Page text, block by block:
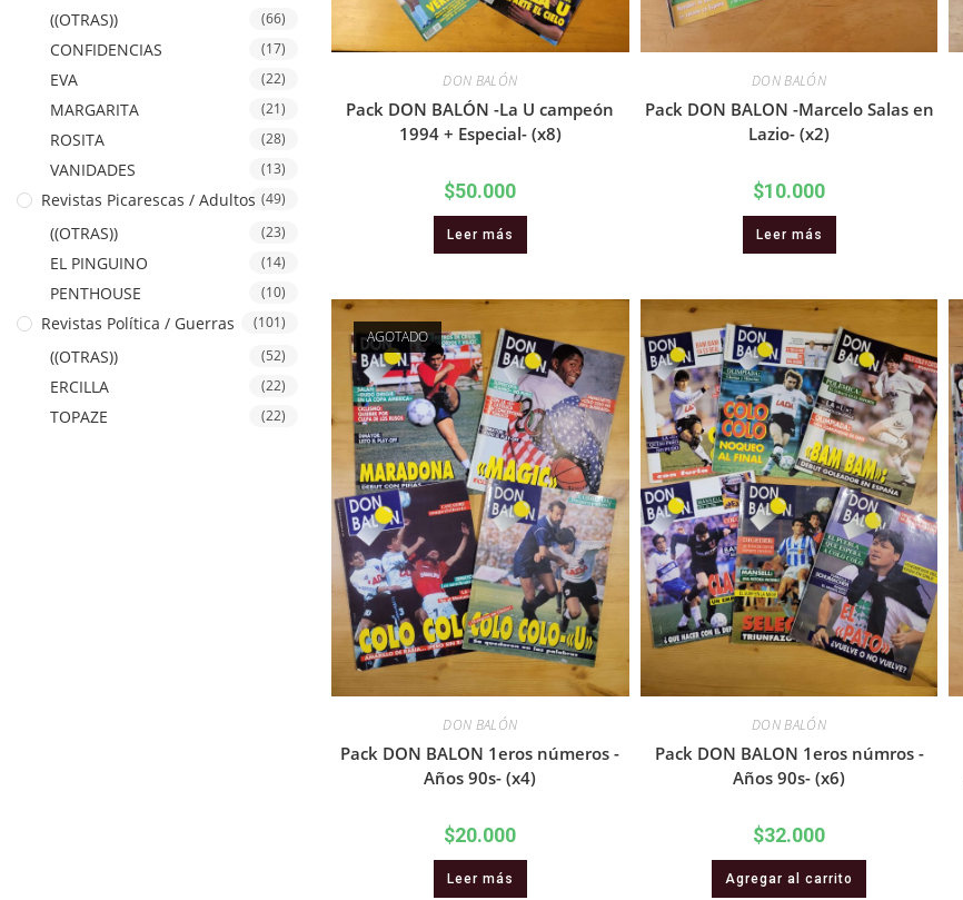
((OTRAS)) (66)
CONFIDENCIAS (17)
EVA (22)
MARGARITA (21)
ROSITA (28)
VANIDADES (13)
Revistas Picarescas / Adultos (49)
((OTRAS)) (23)
EL PINGUINO (14)
PENTHOUSE (10)
Revistas Política / Guerras (101)
((OTRAS)) (52)
ERCILLA (22)
TOPAZE (22)
DON BALÓN
Pack DON BALÓN -La U campeón
1994 + Especial- (x8)
$50.000
Leer más
DON BALÓN
Pack DON BALON -Marcelo Salas en
Lazio- (x2)
$10.000
Leer más
AGOTADO
DON BALÓN
Pack DON BALON 1eros números -
Años 90s- (x4)
$20.000
Leer más
DON BALÓN
Pack DON BALON 1eros númros -
Años 90s- (x6)
$32.000
Agregar al carrito